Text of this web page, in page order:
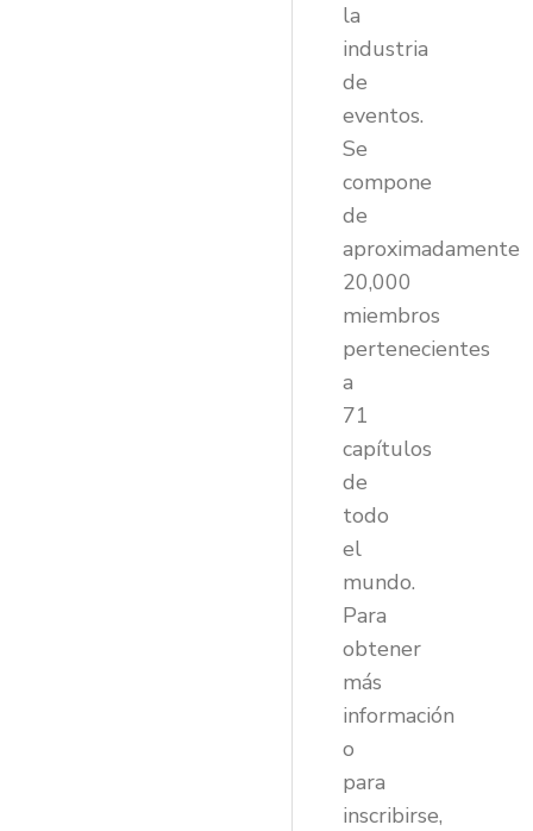
la
industria
de
eventos.
Se
compone
de
aproximadamente
20,000
miembros
pertenecientes
a
71
capítulos
de
todo
el
mundo.
Para
obtener
más
información
o
para
inscribirse,